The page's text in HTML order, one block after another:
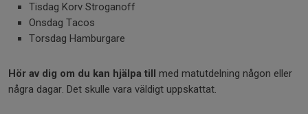
Tisdag Korv Stroganoff
Onsdag Tacos
Torsdag Hamburgare
Hör av dig om du kan hjälpa till med matutdelning någon eller
några dagar. Det skulle vara väldigt uppskattat.